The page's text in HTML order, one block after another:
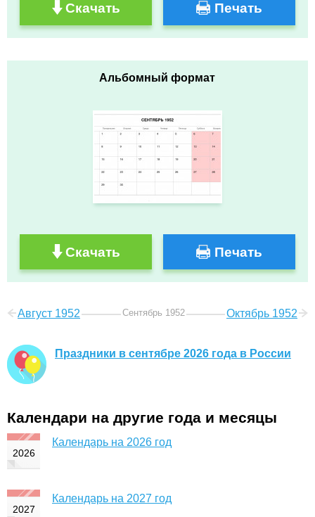
Скачать Печать
Альбомный формат
Скачать Печать
Август 1952 Сентябрь 1952 Октябрь 1952
Праздники в сентябре 2026 года в России
Календари на другие года и месяцы
Календарь на 2026 год
Календарь на 2027 год